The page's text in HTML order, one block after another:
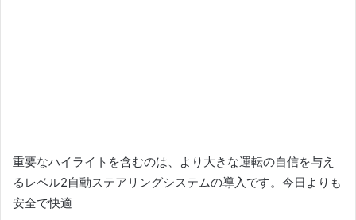
重要なハイライトを含むのは、より大きな運転の自信を与え
るレベル2自動ステアリングシステムの導入です。 今日よりも
安全で快適